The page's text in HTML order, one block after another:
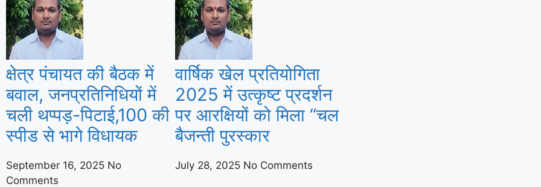
क्षेत्र पंचायत की बैठक में
बवाल, जनप्रतिनिधियों में
चली थप्पड़-पिटाई,100 की
स्पीड से भागे विधायक
September 16, 2025 No
Comments
वार्षिक खेल प्रतियोगिता
2025 में उत्कृष्ट प्रदर्शन
पर आरक्षियों को मिला “चल
बैजन्ती पुरस्कार
July 28, 2025 No Comments